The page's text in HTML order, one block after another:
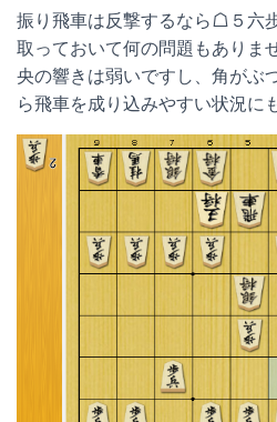
振り飛車は反撃するなら☖５六
取っておいて何の問題もありま
央の響きは弱いですし、角がぶ
ら飛車を成り込みやすい状況に